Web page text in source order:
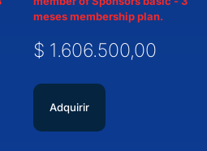
meses membership plan.
$ 1.606.500,00
Adquirir